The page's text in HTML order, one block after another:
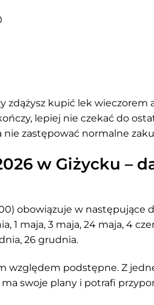
zdążysz kupić lek wieczorem
lepiej nie czekać do
zastępować normalne
w Giżycku –
obowiązuje w następujące
1 maja, 3 maja, 24 maja, 4
26 grudnia.
względem podstępne. Z
swoje plany i potrafi